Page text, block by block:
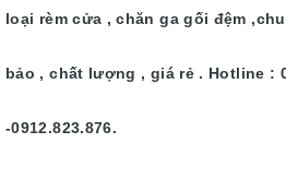
loại rèm cửa , chăn ga gối đệm
bảo , chất lượng , giá rẻ . Hotline :
-0912.823.876.